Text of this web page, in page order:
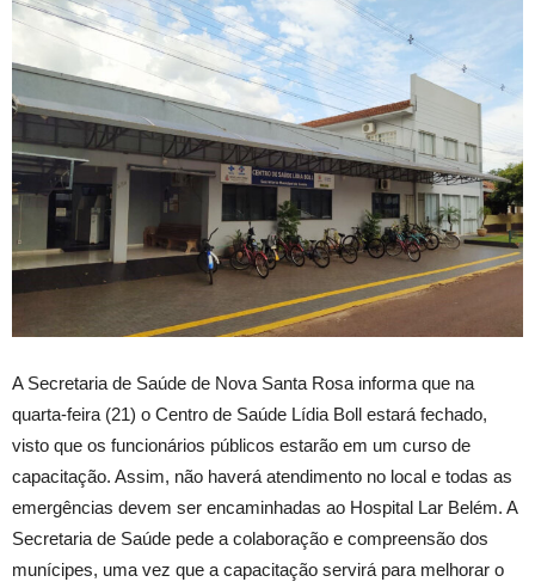
A Secretaria de Saúde de Nova Santa Rosa informa que na
quarta-feira (21) o Centro de Saúde Lídia Boll estará fechado,
visto que os funcionários públicos estarão em um curso de
capacitação. Assim, não haverá atendimento no local e todas as
emergências devem ser encaminhadas ao Hospital Lar Belém. A
Secretaria de Saúde pede a colaboração e compreensão dos
munícipes, uma vez que a capacitação servirá para melhorar o